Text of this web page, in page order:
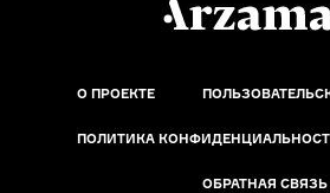
О ПРОЕКТЕ
ПОЛИТИКА
ОБРАТНАЯ СВЯЗЬ